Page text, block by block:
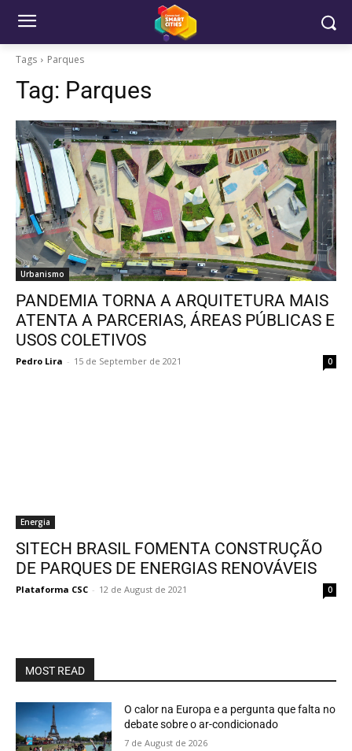
Tags Parques
Tag: Parques
Urbanismo
PANDEMIA TORNA A ARQUITETURA MAIS
ATENTA A PARCERIAS, ÁREAS PÚBLICAS E
USOS COLETIVOS
Pedro Lira - 15 de September de 2021 0
Energia
SITECH BRASIL FOMENTA CONSTRUÇÃO
DE PARQUES DE ENERGIAS RENOVÁVEIS
Plataforma CSC - 12 de August de 2021 0
MOST READ
O calor na Europa e a pergunta que falta no
debate sobre o ar-condicionado
7 de August de 2026